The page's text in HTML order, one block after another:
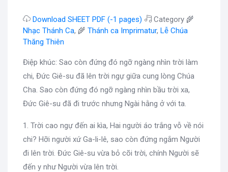
Download SHEET PDF (-1 pages)
Category 🌾
Nhạc Thánh Ca, 🌾 Thánh ca Imprimatur, Lễ Chúa
Thăng Thiên
Điệp khúc: Sao còn đứng đó ngỡ ngàng nhìn trời làm
chi, Đức Giê-su đã lên trời ngự giữa cung lòng Chúa
Cha. Sao còn đứng đó ngỡ ngàng nhìn bầu trời xa,
Đức Giê-su đã đi trước nhưng Ngài hằng ở với ta.
1. Trời cao ngự đến ai kìa, Hai người áo trắng vỗ về nói
chi? Hỡi người xứ Ga-li-lê, sao còn đứng ngắm Người
đi lên trời. Đức Giê-su vừa bỏ cõi trời, chính Người sẽ
đến y như Người vừa lên trời.